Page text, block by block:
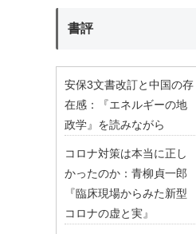
書評
安保3文書改訂と中国の存
在感：『エネルギーの地
政学』を読みながら
コロナ対策は本当に正し
かったのか：青柳貞一郎
『臨床現場からみた新型
コロナの虚と実』